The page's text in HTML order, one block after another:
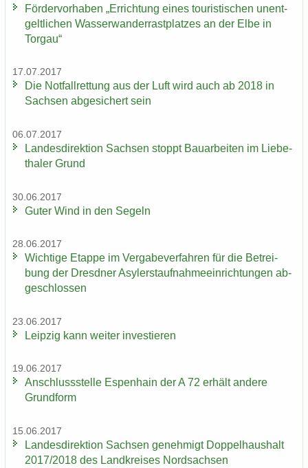
För­der­vor­ha­ben „Er­rich­tung eines tou­ris­ti­schen un­ent­
gelt­li­chen Was­ser­wan­der­rast­plat­zes an der Elbe in
Tor­gau“
17.07.2017
Die Not­fall­ret­tung aus der Luft wird auch ab 2018 in
Sach­sen ab­ge­si­chert sein
06.07.2017
Lan­des­di­rek­ti­on Sach­sen stoppt Bau­ar­bei­ten im Lie­be­
tha­ler Grund
30.06.2017
Guter Wind in den Se­geln
28.06.2017
Wich­ti­ge Etap­pe im Ver­ga­be­ver­fah­ren für die Be­trei­
bung der Dresd­ner Asy­ler­st­auf­nah­me­ein­rich­tun­gen ab­
ge­schlos­sen
23.06.2017
Leip­zig kann wei­ter in­ves­tie­ren
19.06.2017
An­schluss­stel­le Es­pen­hain der A 72 er­hält an­de­re
Grund­form
15.06.2017
Lan­des­di­rek­ti­on Sach­sen ge­neh­migt Dop­pel­haus­halt
2017/2018 des Land­krei­ses Nord­sach­sen